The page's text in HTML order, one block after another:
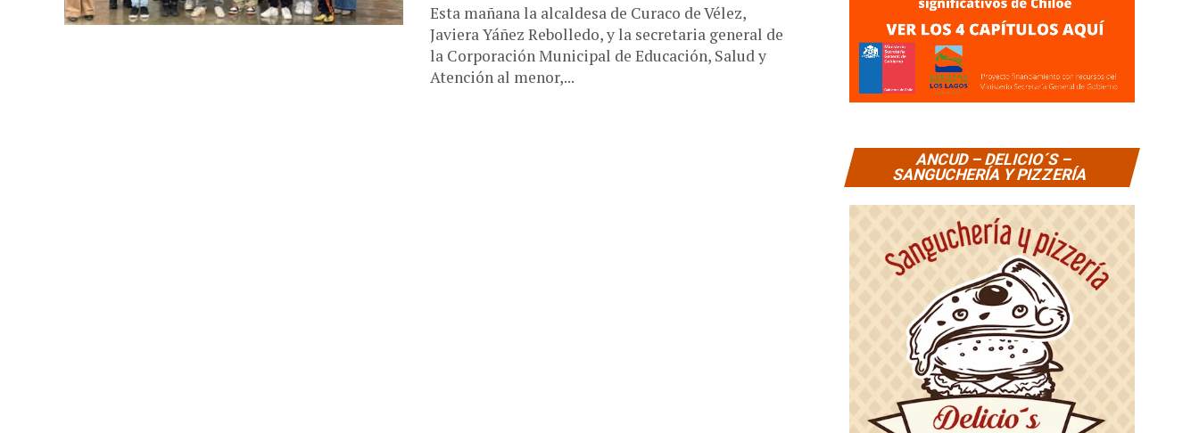
Esta mañana la alcaldesa de Curaco de Vélez,
Javiera Yáñez Rebolledo, y la secretaria general de
la Corporación Municipal de Educación, Salud y
Atención al menor,...
ANCUD – DELICIO´S –
SANGUCHERÍA Y PIZZERÍA